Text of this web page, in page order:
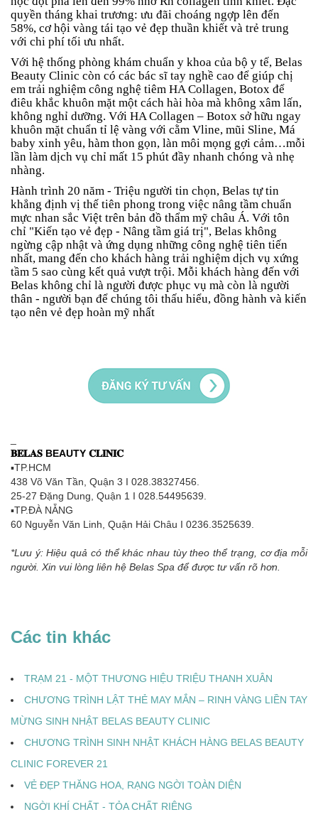
quyền tháng khai trương: ưu đãi choáng ngợp lên đến
58%, cơ hội vàng tái tạo vẻ đẹp thuần khiết và trẻ trung
với chi phí tối ưu nhất.
Với hệ thống phòng khám chuẩn y khoa của bộ y tế, Belas
Beauty Clinic còn có các bác sĩ tay nghề cao để giúp chị
em trải nghiệm công nghệ tiêm HA Collagen, Botox để
điêu khắc khuôn mặt một cách hài hòa mà không xâm lấn,
không nghỉ dưỡng. Với HA Collagen – Botox sở hữu ngay
khuôn mặt chuẩn tỉ lệ vàng với cằm Vline, mũi Sline, Má
baby xinh yêu, hàm thon gọn, làn môi mọng gợi cảm…mỗi
lần làm dịch vụ chỉ mất 15 phút đầy nhanh chóng và nhẹ
nhàng.
Hành trình 20 năm - Triệu người tin chọn, Belas tự tin
khẳng định vị thế tiên phong trong việc nâng tầm chuẩn
mực nhan sắc Việt trên bản đồ thẩm mỹ châu Á. Với tôn
chỉ "Kiến tạo vẻ đẹp - Nâng tầm giá trị", Belas không
ngừng cập nhật và ứng dụng những công nghệ tiên tiến
nhất, mang đến cho khách hàng trải nghiệm dịch vụ xứng
tầm 5 sao cùng kết quả vượt trội. Mỗi khách hàng đến với
Belas không chỉ là người được phục vụ mà còn là người
thân - người bạn để chúng tôi thấu hiểu, đồng hành và kiến
tạo nên vẻ đẹp hoàn mỹ nhất
𝐁𝐄𝐋𝐀𝐒 BEAUTY 𝐂𝐋𝐈𝐍𝐈𝐂
▪TP.HCM
438 Võ Văn Tần, Quận 3 I 028.38327456.
25-27 Đặng Dung, Quận 1 I 028.54495639.
▪TP.ĐÀ NẴNG
60 Nguyễn Văn Linh, Quận Hải Châu I 0236.3525639.
*Lưu ý: Hiệu quả có thể khác nhau tùy theo thể trạng, cơ địa mỗi
người. Xin vui lòng liên hệ Belas Spa để được tư vấn rõ hơn.
Các tin khác
TRẠM 21 - MỘT THƯƠNG HIỆU TRIỆU THANH XUÂN
CHƯƠNG TRÌNH LẬT THẺ MAY MẮN – RINH VÀNG LIỀN TAY
MỪNG SINH NHẬT BELAS BEAUTY CLINIC
CHƯƠNG TRÌNH SINH NHẬT KHÁCH HÀNG BELAS BEAUTY
CLINIC FOREVER 21
VẺ ĐẸP THĂNG HOA, RẠNG NGỜI TOÀN DIỆN
NGỜI KHÍ CHẤT - TỎA CHẤT RIÊNG